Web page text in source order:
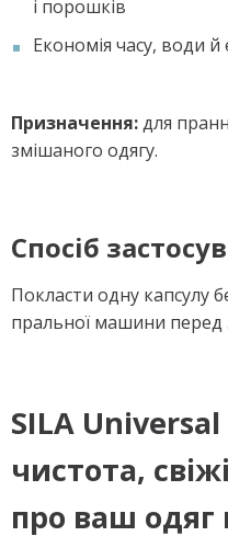
і порошків
Економія часу, води й
Призначення:для
змішаного одягу.
Спосіб
Покласти одну капсулу
пральної машини перед
SILA
чистота,
про ваш одяг